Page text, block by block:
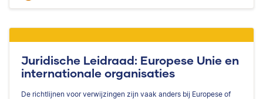
Juridische Leidraad: Europese Unie en
internationale organisaties
De richtlijnen voor verwijzingen zijn vaak anders bij Europese of